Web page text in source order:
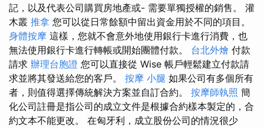
記，以及代表公司購買房地產或- 需要單獨授權的銷售。 灌
木叢 推拿 您可以從日常餘額中留出資金用於不同的項目。
身體按摩 這樣，您就不會意外地使用銀行卡進行消費，也
無法使用銀行卡進行轉帳或開始團體付款。 台北外燴 付款
請求 辦理台胞證 您可以直接從 Wise 帳戶輕鬆建立付款請
求並將其發送給您的客戶。 按摩 小腿 如果公司有多個所有
者，則值得選擇傳統解決方案並自訂合約。 按摩師執照 簡
化公司註冊是指公司的成立文件是根據合約樣本製定的，合
約文本不能更改。 在匈牙利，成立股份公司的情況很少